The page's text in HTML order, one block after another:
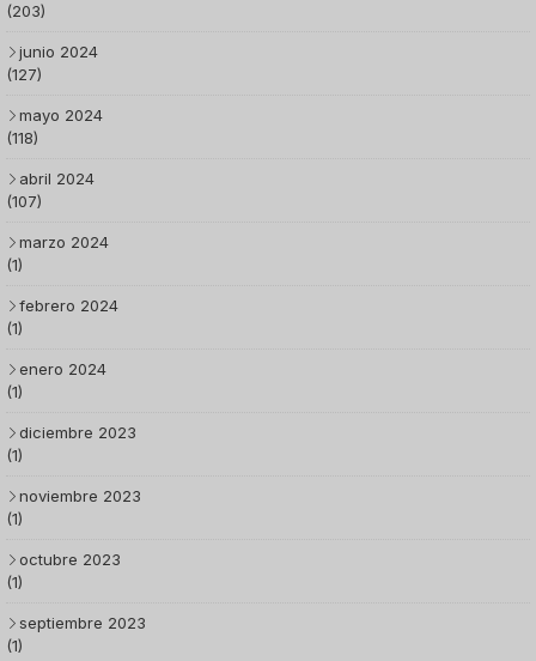
(203)
junio 2024
(127)
mayo 2024
(118)
abril 2024
(107)
marzo 2024
(1)
febrero 2024
(1)
enero 2024
(1)
diciembre 2023
(1)
noviembre 2023
(1)
octubre 2023
(1)
septiembre 2023
(1)